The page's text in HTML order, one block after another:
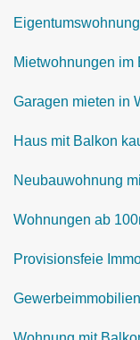
Mietwohnungen im
Garagen mieten in
Haus mit Balkon
Neubauwohnung
Wohnungen ab
Provisionsfeie